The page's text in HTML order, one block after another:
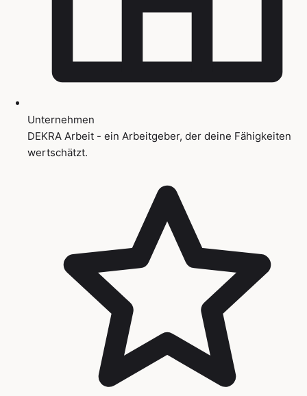
Unternehmen
DEKRA Arbeit - ein Arbeitgeber, der deine Fähigkeiten
wertschätzt.